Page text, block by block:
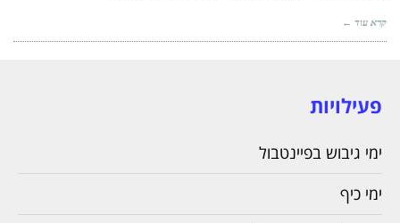
קרא עוד ←
פעילויות
ימי גיבוש בפיינטבול
ימי כיף